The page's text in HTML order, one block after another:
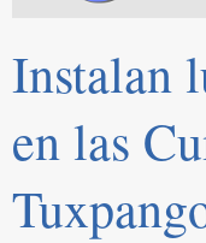
Instalan
en las